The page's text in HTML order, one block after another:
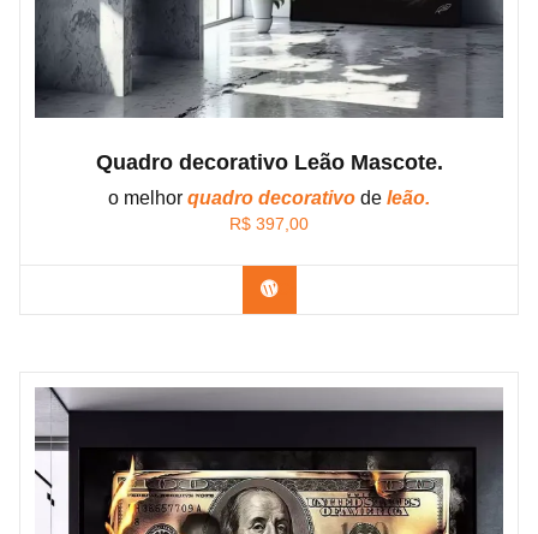
Quadro decorativo Leão Mascote.
o melhor quadro decorativo de leão.
R$ 397,00
Confira os modelos